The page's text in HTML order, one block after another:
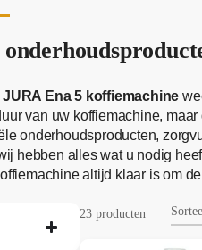
JURA Ena 5 koffiemachine
van uw koffiemachine,
onderhoudsproducten,
hebben alles wat u nodig
altijd klaar is om
23 producten